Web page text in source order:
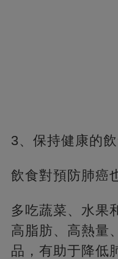
3、保持健康的
飲食對預防肺癌
多吃蔬菜、水果
高脂肪、高熱量
品，有助于降低